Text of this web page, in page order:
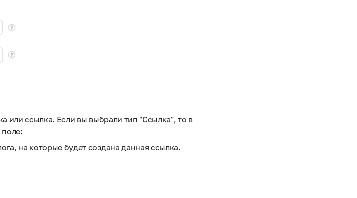
или ссылка. Если вы выбрали тип "Ссылка", то в
на которые будет создана данная ссылка.